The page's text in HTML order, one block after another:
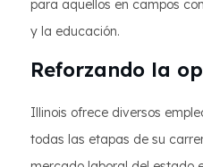
para aquellos en campos
y la educación.
Reforzando la
Illinois ofrece diversos
todas las etapas de su